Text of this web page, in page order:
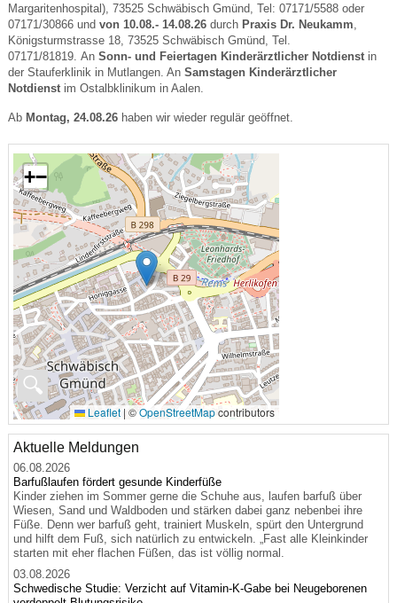
Margaritenhospital), 73525 Schwäbisch Gmünd, Tel: 07171/5588 oder
07171/30866 und von 10.08.- 14.08.26durch Praxis Dr. Neukamm
Königsturmstrasse 18, 73525 Schwäbisch Gmünd, Tel.
07171/81819. An Sonn- und Feiertagen Kinderärztlicher Notdienstin
der Stauferklinik in Mutlangen. An Samstagen Kinderärztlicher
Notdienstim Ostalbklinikum in Aalen.
Ab Montag, 24.08.26haben wir wieder regulär geöffnet.
🔍
+−
Leaflet | ©OpenStreetMapcontributors
Aktuelle Meldungen
06.08.2026
Barfußlaufen fördert gesunde Kinderfüße
Kinder ziehen im Sommer gerne die Schuhe aus, laufen barfuß über
Wiesen, Sand und Waldboden und stärken dabei ganz nebenbei ihre
Füße. Denn wer barfuß geht, trainiert Muskeln, spürt den Untergrund
und hilft dem Fuß, sich natürlich zu entwickeln. „Fast alle Kleinkinder
starten mit eher flachen Füßen, das ist völlig normal.
03.08.2026
Schwedische Studie: Verzicht auf Vitamin-K-Gabe bei Neugeborenen